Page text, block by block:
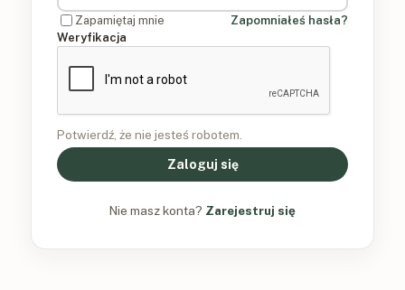
Zapamiętaj mnie
Zapomniałeś hasła?
Weryfikacja
Potwierdź, że nie jesteś robotem.
Zaloguj się
Nie masz konta? Zarejestruj się